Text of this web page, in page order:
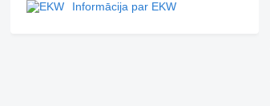
Informācija par EKW